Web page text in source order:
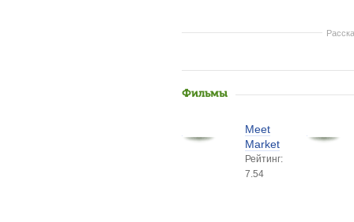
Фильмы
Meet
Market
Рейтинг:
7.54